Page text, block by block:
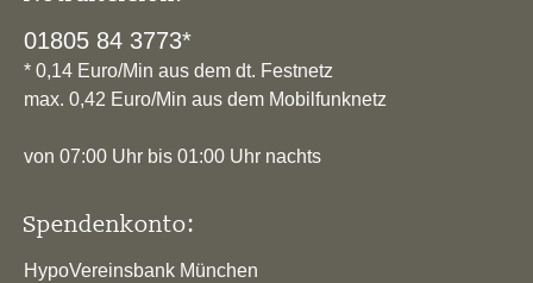
01805 84 3773*
* 0,14 Euro/Min aus dem dt. Festnetz
max. 0,42 Euro/Min aus dem Mobilfunknetz
von 07:00 Uhr bis 01:00 Uhr nachts
Spendenkonto:
HypoVereinsbank München